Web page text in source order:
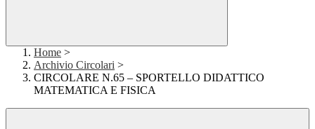
Home >
Archivio Circolari >
CIRCOLARE N.65 – SPORTELLO DIDATTICO
MATEMATICA E FISICA